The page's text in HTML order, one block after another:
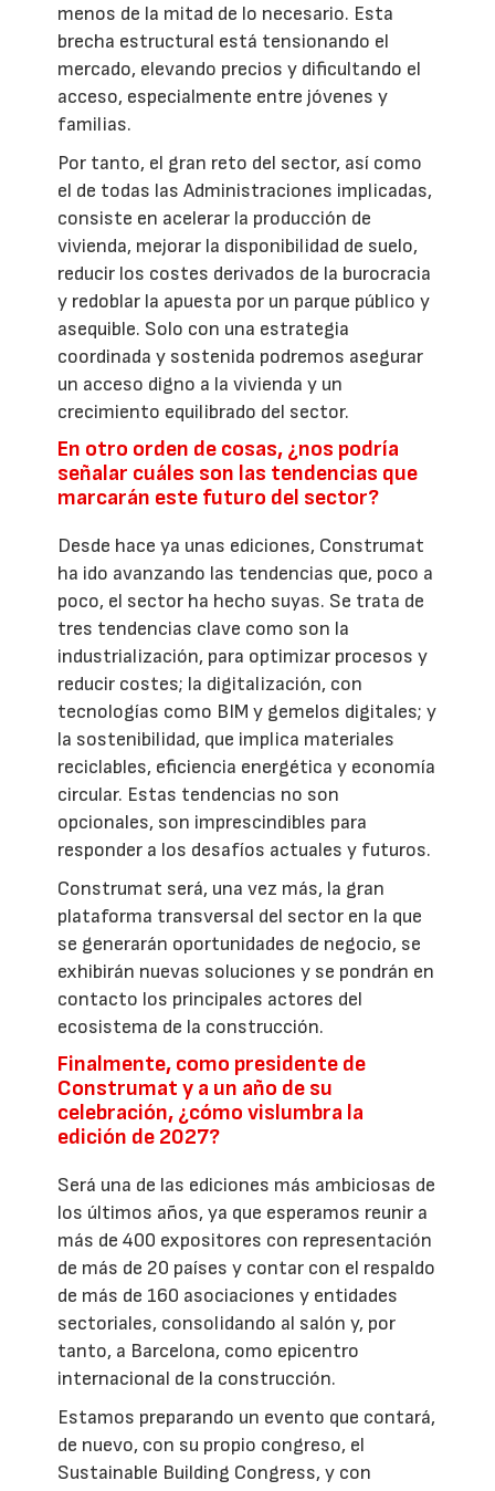
menos de la mitad de lo necesario. Esta
brecha estructural está tensionando el
mercado, elevando precios y dificultando el
acceso, especialmente entre jóvenes y
familias.
Por tanto, el gran reto del sector, así como
el de todas las Administraciones implicadas,
consiste en acelerar la producción de
vivienda, mejorar la disponibilidad de suelo,
reducir los costes derivados de la burocracia
y redoblar la apuesta por un parque público y
asequible. Solo con una estrategia
coordinada y sostenida podremos asegurar
un acceso digno a la vivienda y un
crecimiento equilibrado del sector.
En otro orden de cosas, ¿nos podría
señalar cuáles son las tendencias que
marcarán este futuro del sector?
Desde hace ya unas ediciones, Construmat
ha ido avanzando las tendencias que, poco a
poco, el sector ha hecho suyas. Se trata de
tres tendencias clave como son la
industrialización, para optimizar procesos y
reducir costes; la digitalización, con
tecnologías como BIM y gemelos digitales; y
la sostenibilidad, que implica materiales
reciclables, eficiencia energética y economía
circular. Estas tendencias no son
opcionales, son imprescindibles para
responder a los desafíos actuales y futuros.
Construmat será, una vez más, la gran
plataforma transversal del sector en la que
se generarán oportunidades de negocio, se
exhibirán nuevas soluciones y se pondrán en
contacto los principales actores del
ecosistema de la construcción.
Finalmente, como presidente de
Construmat y a un año de su
celebración, ¿cómo vislumbra la
edición de 2027?
Será una de las ediciones más ambiciosas de
los últimos años, ya que esperamos reunir a
más de 400 expositores con representación
de más de 20 países y contar con el respaldo
de más de 160 asociaciones y entidades
sectoriales, consolidando al salón y, por
tanto, a Barcelona, como epicentro
internacional de la construcción.
Estamos preparando un evento que contará,
de nuevo, con su propio congreso, el
Sustainable Building Congress, y con